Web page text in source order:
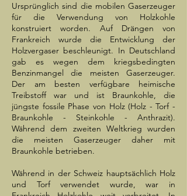
Ursprünglich sind die mobilen Gaserzeuger
für die Verwendung von Holzkohle
konstruiert worden. ​Auf Drängen von
Frankreich wurde die Entwicklung der
Holzvergaser beschleunigt. In Deutschland
gab es wegen dem kriegsbedingten
Benzinmangel die meisten Gaserzeuger​.
Der am besten verfügbare heimische
Treibstoff war und ist Braunkohle, die
jüngste fossile Phase von Holz (Holz - Torf -
Braunkohle - Steinkohle - Anthrazit).
Während dem zweiten Weltkrieg wurden
die meisten Gaserzeuger daher mit
Braunkohle betrieben.
Während in der Schweiz hauptsächlich Holz
und Torf verwendet wurde, war in